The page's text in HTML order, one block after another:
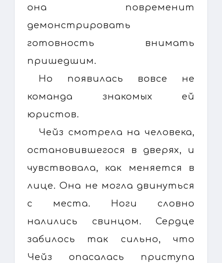
она повременит
демонстрировать
готовность внимать
пришедшим.
Но появилась вовсе не
команда знакомых ей
юристов.
Чейз смотрела на человека,
остановившегося в дверях, и
чувствовала, как меняется в
лице. Она не могла двинуться
с места. Ноги словно
налились свинцом. Сердце
забилось так сильно, что
Чейз опасалась приступа